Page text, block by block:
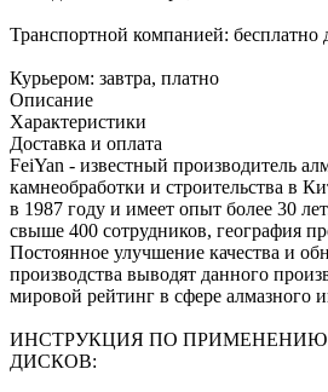
Транспортной компанией: бесплатно
Курьером: завтра, платно
Описание
Характеристики
Доставка и оплата
FeiYan - известный производитель
камнеобработки и строительства в
в 1987 году и имеет опыт более 30
свыше 400 сотрудников, география
Постоянное улучшение качества и
производства выводят данного
мировой рейтинг в сфере алмазного
ИНСТРУКЦИЯ ПО
ДИСКОВ: